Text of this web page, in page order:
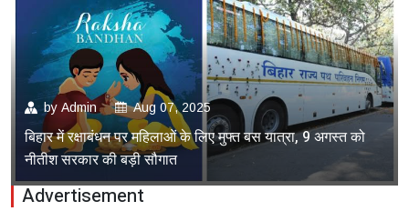
by Admin Aug 07, 2025
बिहार में रक्षाबंधन पर महिलाओं के लिए मुफ्त बस यात्रा, 9 अगस्त को
नीतीश सरकार की बड़ी सौगात
Advertisement